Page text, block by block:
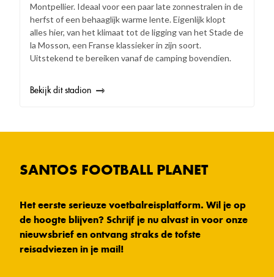
Montpellier. Ideaal voor een paar late zonnestralen in de
herfst of een behaaglijk warme lente. Eigenlijk klopt
alles hier, van het klimaat tot de ligging van het Stade de
la Mosson, een Franse klassieker in zijn soort.
Uitstekend te bereiken vanaf de camping bovendien.
Bekijk dit stadion
SANTOS FOOTBALL PLANET
Het eerste serieuze voetbalreisplatform. Wil je op
de hoogte blijven? Schrijf je nu alvast in voor onze
nieuwsbrief en ontvang straks de tofste
reisadviezen in je mail!